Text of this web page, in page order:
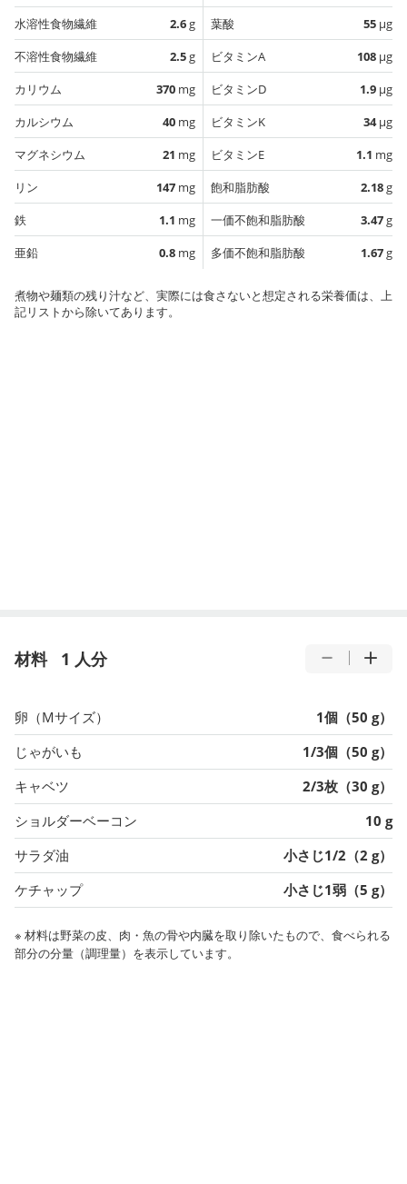
水溶性食物繊維
2.6g
不溶性食物繊維
2.5g
カリウム
370 mg
カルシウム
40 mg
マグネシウム
21 mg
リン
147 mg
鉄
1.1 mg
亜鉛
0.8 mg
葉酸
55 µg
ビタミンA
108 µg
ビタミンD
1.9 µg
ビタミンK
34µg
ビタミンE
1.1 mg
飽和脂肪酸
2.18g
一価不飽和脂肪酸
3.47g
多価不飽和脂肪酸
1.67g
煮物や麺類の残り汁など、実際には食さないと想定される栄養価は、上
記リストから除いてあります。
材料 1 人分
卵（Mサイズ）
1個（50 g）
じゃがいも
1/3個（50 g）
キャベツ
2/3枚（30 g）
ショルダーベーコン
10 g
サラダ油
小さじ1/2（2 g）
ケチャップ
小さじ1弱（5 g）
※ 材料は野菜の皮、肉・魚の骨や内臓を取り除いたもので、食べられる
部分の分量（調理量）を表示しています。